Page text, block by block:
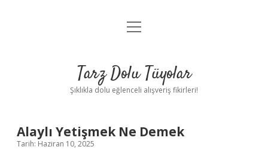
Anasayfa
Yasal Uyarı
menüyü
Tarz Dolu Tüyolar
Şıklıkla dolu eğlenceli alışveriş fikirleri!
Alaylı Yetişmek Ne Demek
Tarih: Haziran 10, 2025